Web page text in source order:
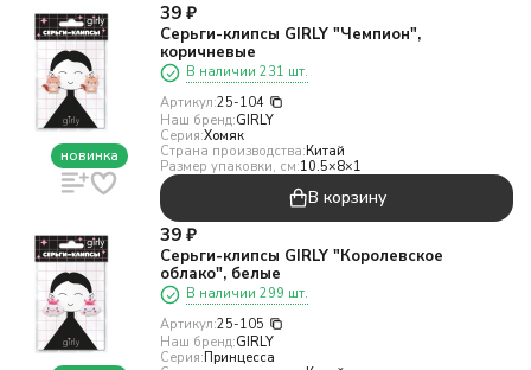
новинка
39 ₽
Серьги-клипсы GIRLY "Чемпион",
коричневые
В наличии 231 шт.
Артикул:25-104
Наш бренд:GIRLY
Серия:Хомяк
Страна производства:Китай
Размер упаковки, см:10.5×8×1
В корзину
39 ₽
Серьги-клипсы GIRLY "Королевское
облако", белые
В наличии 299 шт.
Артикул:25-105
Наш бренд:GIRLY
Серия:Принцесса